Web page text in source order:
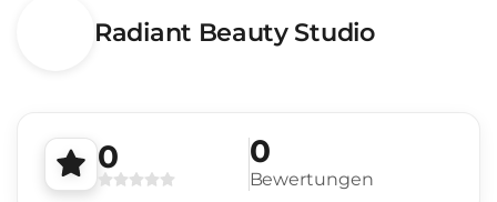
Radiant Beauty Studio
0 0
Bewertungen